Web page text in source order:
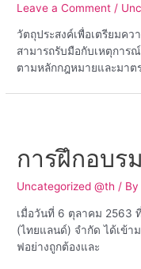
Leave a Comment /
วัตถุประสงค์เพื่อเตรียมค
สามารถรับมือกับเหตุการ
ตามหลักกฎหมายและมาต
การฝึกอบ
Uncategorized @th /
เมื่อวันที่ 6 ตุลาคม 2563
(ไทยแลนด์) จำกัด ได้เข้า
ฟอย่างถูกต้องและ